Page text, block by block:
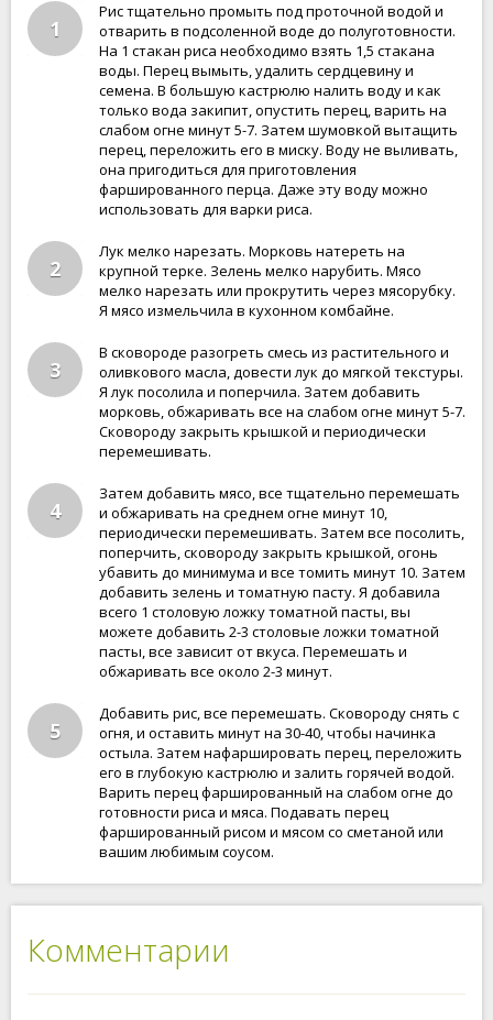
1
Рис тщательно промыть под проточной водой и
отварить в подсоленной воде до полуготовности.
На 1 стакан риса необходимо взять 1,5 стакана
воды. Перец вымыть, удалить сердцевину и
семена. В большую кастрюлю налить воду и как
только вода закипит, опустить перец, варить на
слабом огне минут 5-7. Затем шумовкой вытащить
перец, переложить его в миску. Воду не выливать,
она пригодиться для приготовления
фаршированного перца. Даже эту воду можно
использовать для варки риса.
2
Лук мелко нарезать. Морковь натереть на
крупной терке. Зелень мелко нарубить. Мясо
мелко нарезать или прокрутить через мясорубку.
Я мясо измельчила в кухонном комбайне.
3
В сковороде разогреть смесь из растительного и
оливкового масла, довести лук до мягкой текстуры.
Я лук посолила и поперчила. Затем добавить
морковь, обжаривать все на слабом огне минут 5-7.
Сковороду закрыть крышкой и периодически
перемешивать.
4
Затем добавить мясо, все тщательно перемешать
и обжаривать на среднем огне минут 10,
периодически перемешивать. Затем все посолить,
поперчить, сковороду закрыть крышкой, огонь
убавить до минимума и все томить минут 10. Затем
добавить зелень и томатную пасту. Я добавила
всего 1 столовую ложку томатной пасты, вы
можете добавить 2-3 столовые ложки томатной
пасты, все зависит от вкуса. Перемешать и
обжаривать все около 2-3 минут.
5
Добавить рис, все перемешать. Сковороду снять с
огня, и оставить минут на 30-40, чтобы начинка
остыла. Затем нафаршировать перец, переложить
его в глубокую кастрюлю и залить горячей водой.
Варить перец фаршированный на слабом огне до
готовности риса и мяса. Подавать перец
фаршированный рисом и мясом со сметаной или
вашим любимым соусом.
Комментарии